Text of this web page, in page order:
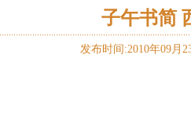
子午书简
发布时间:2010年09月